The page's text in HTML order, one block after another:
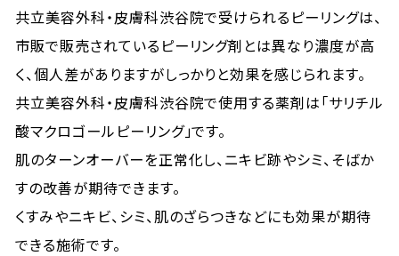
共立美容外科・皮膚科渋谷院で受けられるピーリングは、
市販で販売されているピーリング剤とは異なり濃度が高
く、個人差がありますがしっかりと効果を感じられます。
共立美容外科・皮膚科渋谷院で使用する薬剤は「サリチル
酸マクロゴールピーリング」です。
肌のターンオーバーを正常化し、ニキビ跡やシミ、そばか
すの改善が期待できます。
くすみやニキビ、シミ、肌のざらつきなどにも効果が期待
できる施術です。